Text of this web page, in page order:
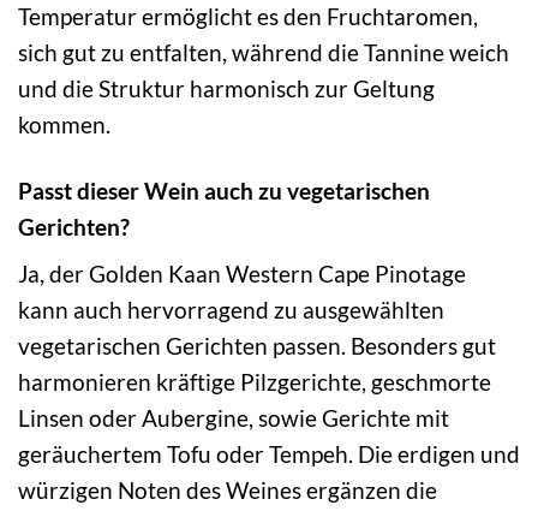
Temperatur ermöglicht es den Fruchtaromen,
sich gut zu entfalten, während die Tannine weich
und die Struktur harmonisch zur Geltung
kommen.
Passt dieser Wein auch zu vegetarischen
Gerichten?
Ja, der Golden Kaan Western Cape Pinotage
kann auch hervorragend zu ausgewählten
vegetarischen Gerichten passen. Besonders gut
harmonieren kräftige Pilzgerichte, geschmorte
Linsen oder Aubergine, sowie Gerichte mit
geräuchertem Tofu oder Tempeh. Die erdigen und
würzigen Noten des Weines ergänzen die